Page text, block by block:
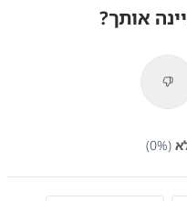
אותך?
(
0%)